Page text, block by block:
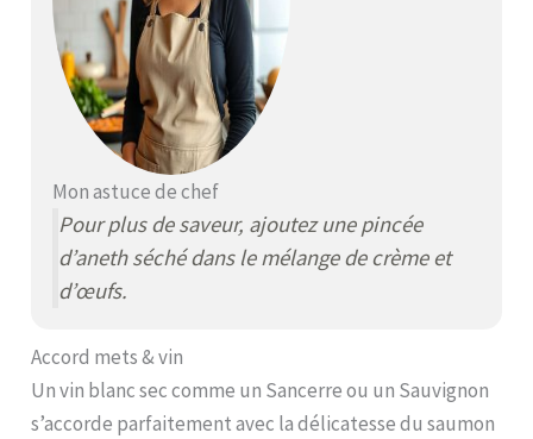
Mon astuce de chef
Pour plus de saveur, ajoutez une pincée
d’aneth séché dans le mélange de crème et
d’œufs.
Accord mets & vin
Un vin blanc sec comme un Sancerre ou un Sauvignon
s’accorde parfaitement avec la délicatesse du saumon